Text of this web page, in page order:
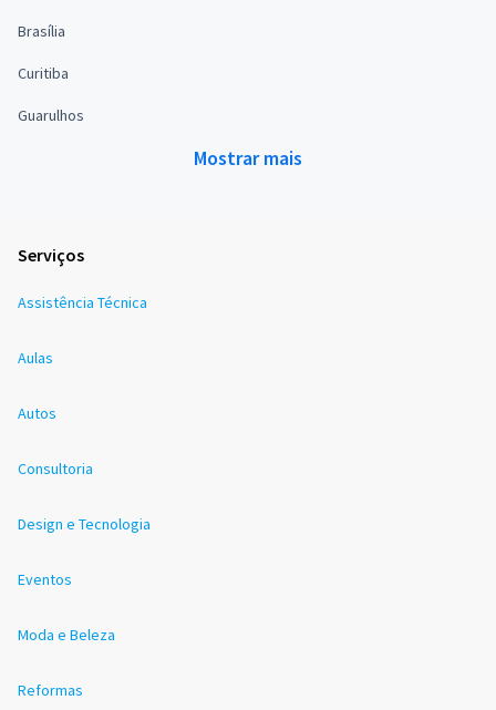
Brasília
Curitiba
Guarulhos
Mostrar mais
Serviços
Assistência Técnica
Aulas
Autos
Consultoria
Design e Tecnologia
Eventos
Moda e Beleza
Reformas